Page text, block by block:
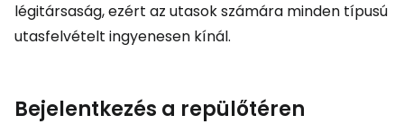
légitársaság, ezért az utasok számára minden típusú
utasfelvételt ingyenesen kínál.
Bejelentkezés a repülőtéren